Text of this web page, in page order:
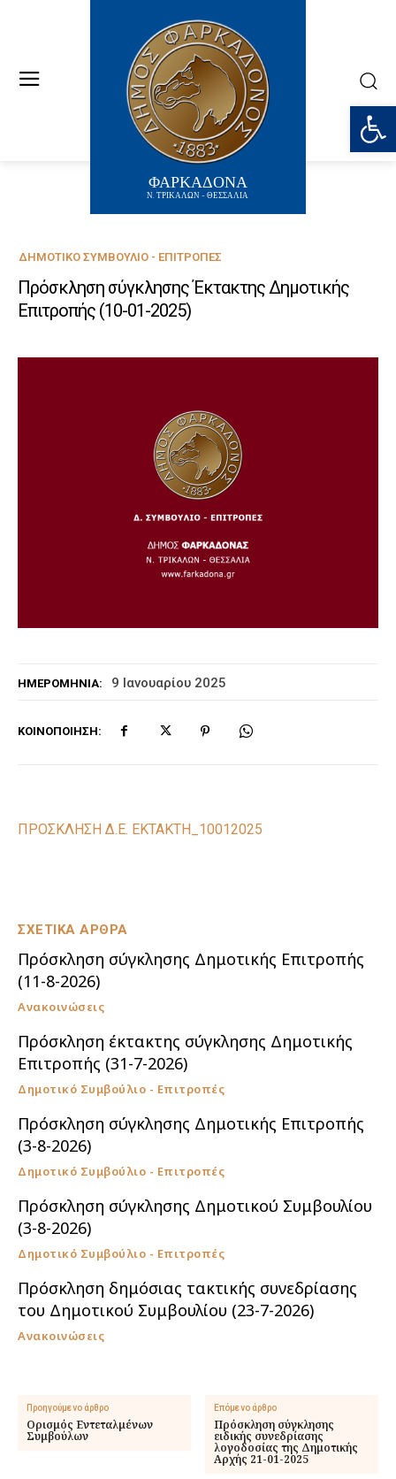
ΦΑΡΚΑΔΟΝΑ
Ν. ΤΡΙΚΑΛΩΝ - ΘΕΣΣΑΛΙΑ
ΗΜΕΡΟΜΗΝΊΑ: 9 Ιανουαρίου 2025
ΚΟΙΝΟΠΟΊΗΣΗ:
ΔΗΜΟΤΙΚΌ ΣΥΜΒΟΎΛΙΟ - ΕΠΙΤΡΟΠΈΣ
Πρόσκληση σύγκλησης Έκτακτης Δημοτικής
Επιτροπής (10-01-2025)
ΣΧΕΤΙΚΑ ΑΡΘΡΑ
Πρόσκληση σύγκλησης Δημοτικής Επιτροπής
(11-8-2026)
Ανακοινώσεις
Πρόσκληση έκτακτης σύγκλησης Δημοτικής
Επιτροπής (31-7-2026)
Δημοτικό Συμβούλιο - Επιτροπές
Πρόσκληση σύγκλησης Δημοτικής Επιτροπής
(3-8-2026)
Δημοτικό Συμβούλιο - Επιτροπές
Πρόσκληση σύγκλησης Δημοτικού Συμβουλίου
(3-8-2026)
Δημοτικό Συμβούλιο - Επιτροπές
Πρόσκληση δημόσιας τακτικής συνεδρίασης
του Δημοτικού Συμβουλίου (23-7-2026)
Ανακοινώσεις
ΠΡΟΣΚΛΗΣΗ Δ.Ε. ΕΚΤΑΚΤΗ_10012025
Προηγούμενο άρθρο
Ορισμός Εντεταλμένων
Συμβούλων
Επόμενο άρθρο
Πρόσκληση σύγκλησης
ειδικής συνεδρίασης
λογοδοσίας της Δημοτικής
Αρχής 21-01-2025